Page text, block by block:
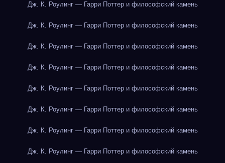
Дж. К. Роулинг — Гарри Поттер и философский камень
Дж. К. Роулинг — Гарри Поттер и философский камень
Дж. К. Роулинг — Гарри Поттер и философский камень
Дж. К. Роулинг — Гарри Поттер и философский камень
Дж. К. Роулинг — Гарри Поттер и философский камень
Дж. К. Роулинг — Гарри Поттер и философский камень
Дж. К. Роулинг — Гарри Поттер и философский камень
Дж. К. Роулинг — Гарри Поттер и философский камень